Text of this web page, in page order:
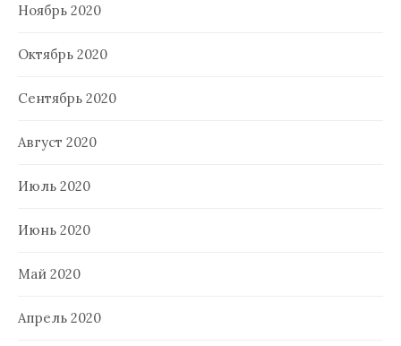
Ноябрь 2020
Октябрь 2020
Сентябрь 2020
Август 2020
Июль 2020
Июнь 2020
Май 2020
Апрель 2020